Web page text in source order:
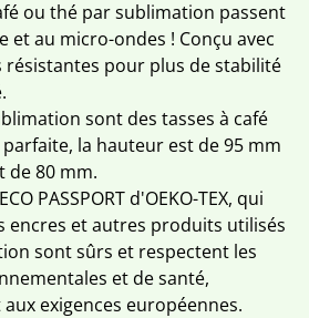
ou thé par sublimation passent
et au micro-ondes ! Conçu avec
résistantes pour plus de stabilité
sont des tasses à café
la hauteur est de 95 mm
de 80 mm.
PASSPORT d'OEKO-TEX, qui
encres et autres produits utilisés
sont sûrs et respectent les
et de santé,
exigences européennes.